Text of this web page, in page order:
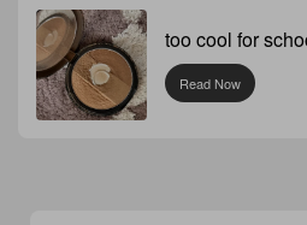
too cool for
Read Now